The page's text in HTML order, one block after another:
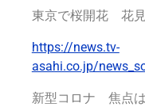
東京で桜開花 花
https://news.tv-
asahi.co.jp/
新型コロナ 焦点は